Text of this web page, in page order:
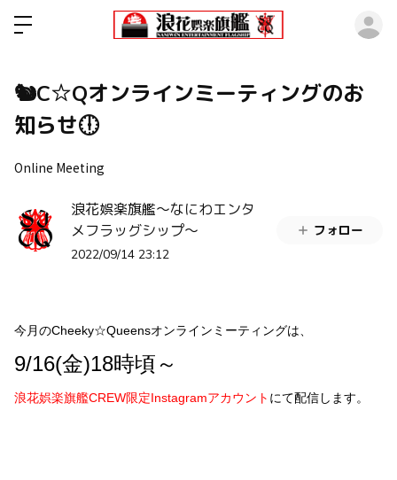
🐿C☆Qオンラインミーティングのお
知らせ🕕
Online Meeting
浪花娯楽旗艦～なにわエンタ
メフラッグシップ～
2022/09/14 23:12
フォロー
今月のCheeky☆Queensオンラインミーティングは、
9/16(金)18時頃～
浪花娯楽旗艦CREW限定Instagramアカウント にて配信します。